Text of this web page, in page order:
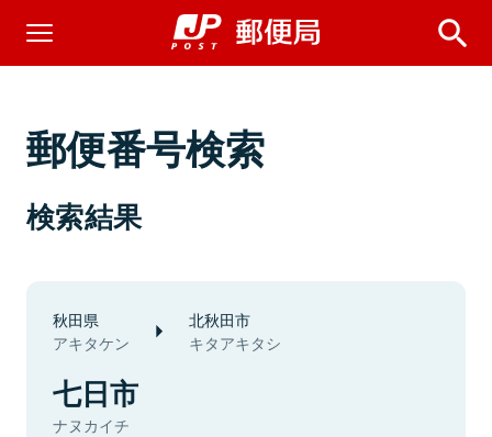
郵便番号検索
検索結果
秋田県
アキタケン
北秋田市
キタアキタシ
七日市
ナヌカイチ